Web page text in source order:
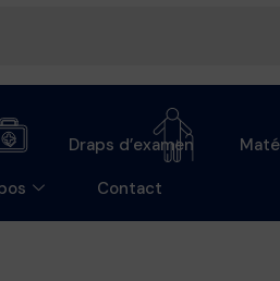
Draps d’examen
Contact